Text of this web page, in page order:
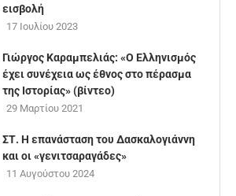
εισβολή
17 Ιουλίου 2023
Γιώργος Καραμπελιάς: «Ο Ελληνισμός
έχει συνέχεια ως έθνος στο πέρασμα
της Ιστορίας» (βίντεο)
29 Μαρτίου 2021
ΣΤ. Η επανάσταση του Δασκαλογιάννη
και οι «γενιτσαραγάδες»
11 Αυγούστου 2024